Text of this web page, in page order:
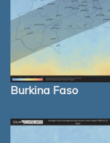
Burkina Faso